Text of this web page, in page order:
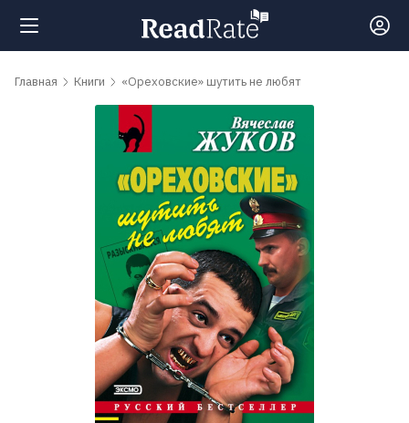
Поиск
обсуждаемые
Главная Книги «Ореховские» шутить не любят